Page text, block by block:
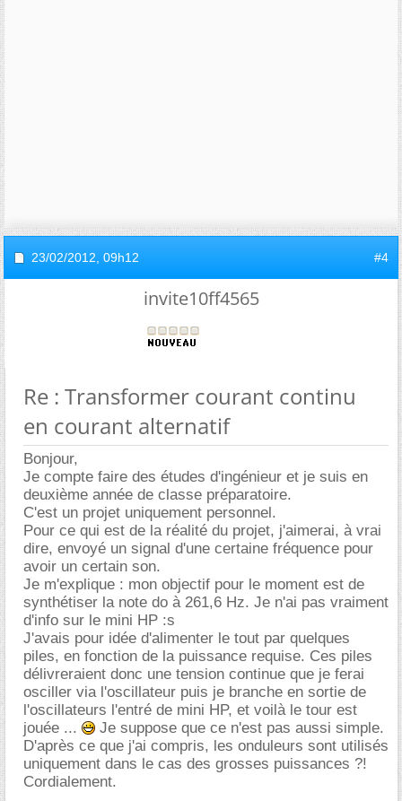
23/02/2012, 09h12 #4
invite10ff4565
Re : Transformer courant continu
en courant alternatif
Bonjour,
Je compte faire des études d'ingénieur et je suis en
deuxième année de classe préparatoire.
C'est un projet uniquement personnel.
Pour ce qui est de la réalité du projet, j'aimerai, à vrai
dire, envoyé un signal d'une certaine fréquence pour
avoir un certain son.
Je m'explique : mon objectif pour le moment est de
synthétiser la note do à 261,6 Hz. Je n'ai pas vraiment
d'info sur le mini HP :s
J'avais pour idée d'alimenter le tout par quelques
piles, en fonction de la puissance requise. Ces piles
délivreraient donc une tension continue que je ferai
osciller via l'oscillateur puis je branche en sortie de
l'oscillateurs l'entré de mini HP, et voilà le tour est
jouée ...
Je suppose que ce n'est pas aussi simple.
D'après ce que j'ai compris, les onduleurs sont utilisés
uniquement dans le cas des grosses puissances ?!
Cordialement.